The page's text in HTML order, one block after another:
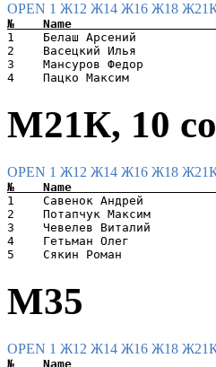
OPEN 1 Ж12 Ж14 Ж16 Ж18
1    Белаш Арсений
2    Васецкий Илья
3    Мансуров Федор
М21К, 10
OPEN 1 Ж12 Ж14 Ж16 Ж18
1    Савенок Андрей
2    Потапчук Максим
3    Чевелев Виталий
4    Гетьман Олег
М35
OPEN 1 Ж12 Ж14 Ж16 Ж18